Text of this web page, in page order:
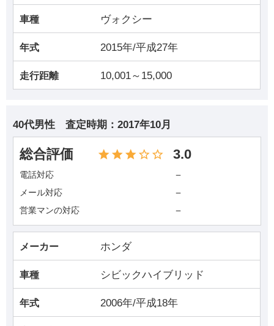
車種 ヴォクシー
年式 2015年/平成27年
走行距離 10,001～15,000
40代男性 査定時期： 2017年10月
総合評価 3.0
電話対応 －
メール対応 －
営業マンの対応 －
メーカー ホンダ
車種 シビックハイブリッド
年式 2006年/平成18年